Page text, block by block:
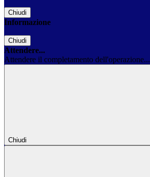
Chiudi
Informazione
Chiudi
Attendere...
Attendere il completamento dell'operazione...
Chiudi